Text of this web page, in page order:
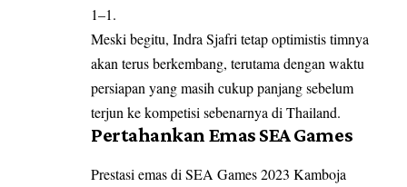
1–1.
Meski begitu, Indra Sjafri tetap optimistis timnya
akan terus berkembang, terutama dengan waktu
persiapan yang masih cukup panjang sebelum
terjun ke kompetisi sebenarnya di Thailand.
Pertahankan Emas SEA Games
Prestasi emas di SEA Games 2023 Kamboja